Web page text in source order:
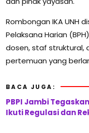
Rombongan IKA UNH
Pelaksana Harian
dosen, staf struktural,
pertemuan yang
BACA JUGA:
PBPI Jambi
Ikuti Regulasi dan